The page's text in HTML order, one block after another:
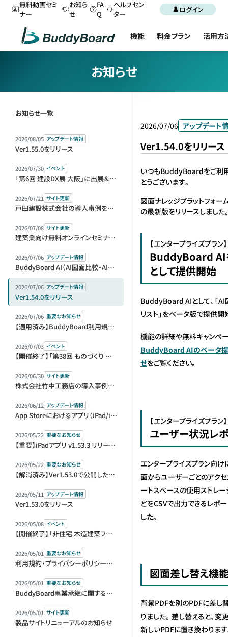
無料動画セミ
ナー
お知ら
せ
FA
Q
ヘルプセン
ター
ログイン
機能 料金プラン 活用方
お知らせ
お知らせ一覧
2026/08/05 アップデート情報
Ver1.55.0をリリース
2026/07/30 イベント
「第6回 建設DX展 大阪」に出展＆セミナー登壇します
2026/07/21 サイト更新
戸田建設株式会社の導入事例を公開しました
2026/07/08 サイト更新
建築業向け無料オンラインセミナー（アーカイブ動画）を公開しました
2026/07/06 アップデート情報
BuddyBoard AI（AI図面比較・AI指摘リスト）をベータ版として提供開始
2026/07/06 アップデート情報
Ver1.54.0をリリース
2026/07/06 重要なお知らせ
【適用済み】BuddyBoard利用規約等改定のお知らせ
2026/07/03 イベント
【開催終了】「第38回 ものづくり ワールド [東京]」内「第1回 建設DX展＋（プラス）」に出展＆セミナー登壇します
2026/06/30 サイト更新
株式会社竹中工務店の導入事例を公開しました
2026/06/12 アップデート情報
App Storeにおけるアプリ（iPad/iPhone）版の販売元変更に伴う再ログインのお願い
2026/05/22 重要なお知らせ
【重要】iPadアプリ v1.53.3 リリースとアップデートのお願い
2026/05/22 重要なお知らせ
【解消済み】Ver1.53.0で公開した機能の仕様変更のお知らせ
2026/05/11 アップデート情報
Ver1.53.0をリリース
2026/05/08 イベント
【開催終了】「非住宅 木造建築フェア 2026」（BREX）に出展します
2026/05/01 重要なお知らせ
利用規約・プライバシーポリシー改定のお知らせ
2026/05/01 重要なお知らせ
BuddyBoard事業承継に関するお知らせ
2026/05/01 サイト更新
製品サイトリニューアルのお知らせ
2026/07/06 アップデート
Ver1.54.0をリリース
いつもBuddyBoardをご利
とうございます。
図面ナレッジプラットフォ
の最新版をリリースしました
【エンタープライズプラン】
BuddyBoard AI
として提供開始
BuddyBoard AIとして、「AI
リスト」をベータ版で提供開
機能の詳細や無料キャンペ
BuddyBoard AIのベータ
せをご覧ください。
【エンタープライズプラン】
ユーザー状況レ
エンタープライズプラン向
面からユーザーごとのアク
ートスペースの使用ストレ
どをCSVで出力できるレポ
した。
図面差し替え機
背景PDFを別のPDFに差し
りました。差し替えると、
新しいPDFに置き換わりま